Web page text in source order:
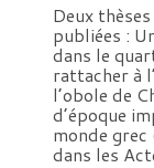
Deux
publiées :
dans le
rattacher à
l’obole de
d’époque
monde
dans les